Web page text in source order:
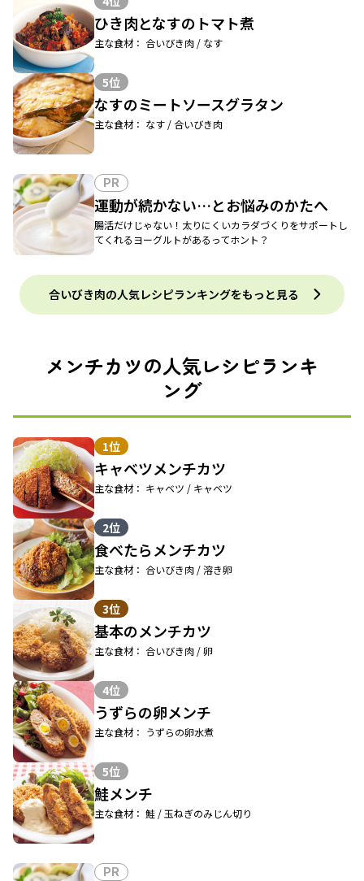
ひき肉となすのトマト煮
主な食材： 合いびき肉 / なす
5位
なすのミートソースグラタン
主な食材： なす / 合いびき肉
PR
運動が続かない…とお悩みのかたへ
腸活だけじゃない！太りにくいカラダづくりをサポートし
てくれるヨーグルトがあるってホント？
合いびき肉の人気レシピランキングをもっと見る
メンチカツの人気レシピランキ
ング
1位
キャベツメンチカツ
主な食材： キャベツ / キャベツ
2位
食べたらメンチカツ
主な食材： 合いびき肉 / 溶き卵
3位
基本のメンチカツ
主な食材： 合いびき肉 / 卵
4位
うずらの卵メンチ
主な食材： うずらの卵水煮
5位
鮭メンチ
主な食材： 鮭 / 玉ねぎのみじん切り
PR